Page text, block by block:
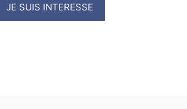
JE SUIS INTERESSE